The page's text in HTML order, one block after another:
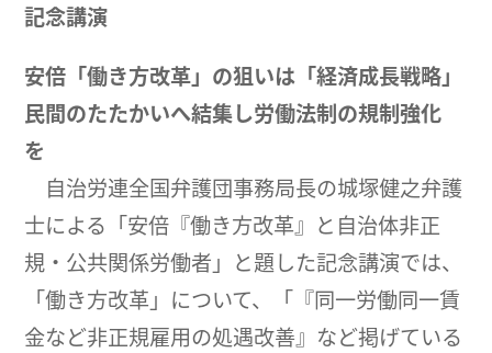
記念講演
安倍「働き方改革」の狙いは「経済成長戦略」
民間のたたかいへ結集し労働法制の規制強化
を
自治労連全国弁護団事務局長の城塚健之弁護
士による「安倍『働き方改革』と自治体非正
規・公共関係労働者」と題した記念講演では、
「働き方改革」について、「『同一労働同一賃
金など非正規雇用の処遇改善』など掲げている